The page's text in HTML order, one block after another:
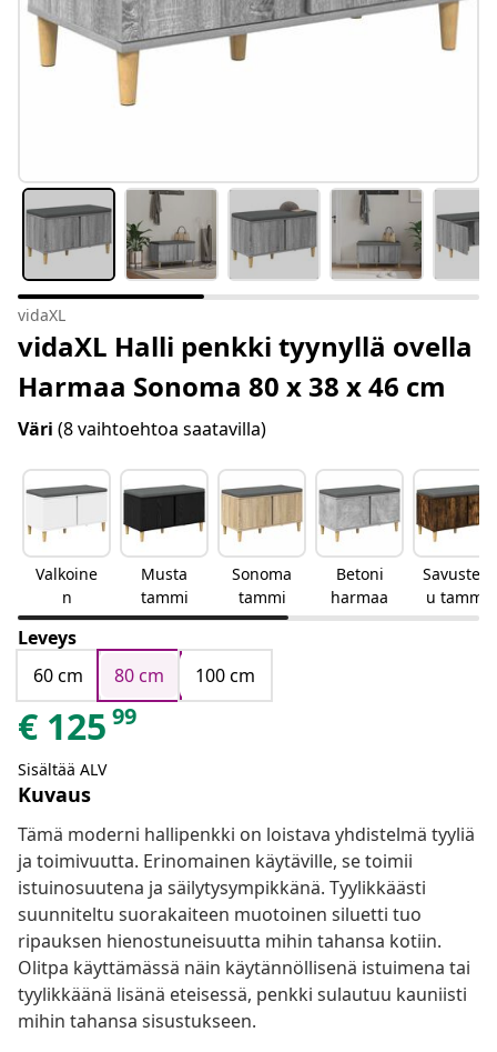
vidaXL
vidaXL Halli penkki tyynyllä ovella
Harmaa Sonoma 80 x 38 x 46 cm
Väri (8 vaihtoehtoa saatavilla)
Valkoine
n
Musta
tammi
Sonoma
tammi
Betoni
harmaa
Savustett
u tammi
Leveys
60 cm
80 cm 100 cm
€ 125 99
Sisältää ALV
Kuvaus
Tämä moderni hallipenkki on loistava yhdistelmä tyyliä
ja toimivuutta. Erinomainen käytäville, se toimii
istuinosuutena ja säilytysympikkänä. Tyylikkäästi
suunniteltu suorakaiteen muotoinen siluetti tuo
ripauksen hienostuneisuutta mihin tahansa kotiin.
Olitpa käyttämässä näin käytännöllisenä istuimena tai
tyylikkäänä lisänä eteisessä, penkki sulautuu kauniisti
mihin tahansa sisustukseen.